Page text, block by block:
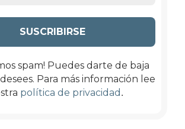
spam! Puedes darte de baja
Para más información lee
política de privacidad .